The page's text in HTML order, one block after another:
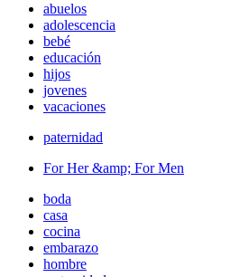
abuelos
adolescencia
bebé
educación
hijos
jovenes
vacaciones
paternidad
For Her &amp; For Men
boda
casa
cocina
embarazo
hombre